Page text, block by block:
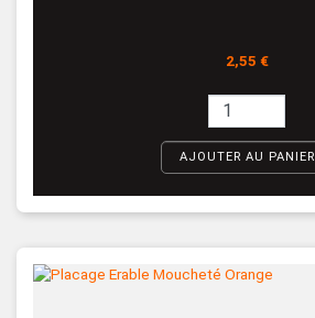
Prix
2,55 €
AJOUTER AU PANIER